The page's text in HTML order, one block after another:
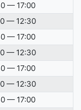
— 17:00
— 12:30
— 17:00
— 12:30
— 17:00
— 12:30
— 17:00